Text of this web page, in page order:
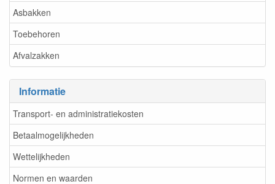
Asbakken
Toebehoren
Afvalzakken
Informatie
Transport- en administratiekosten
Betaalmogelijkheden
Wettelijkheden
Normen en waarden